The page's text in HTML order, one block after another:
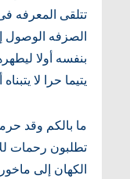
تتلقى المعرفه فى
الصزفه الوصول إليه
بنفسه أولا
يتيما حرا لا يتبناه أحد .
ما بالكم وقد حرمتم
تطلبون رحمات
الكهان إلى ماخور